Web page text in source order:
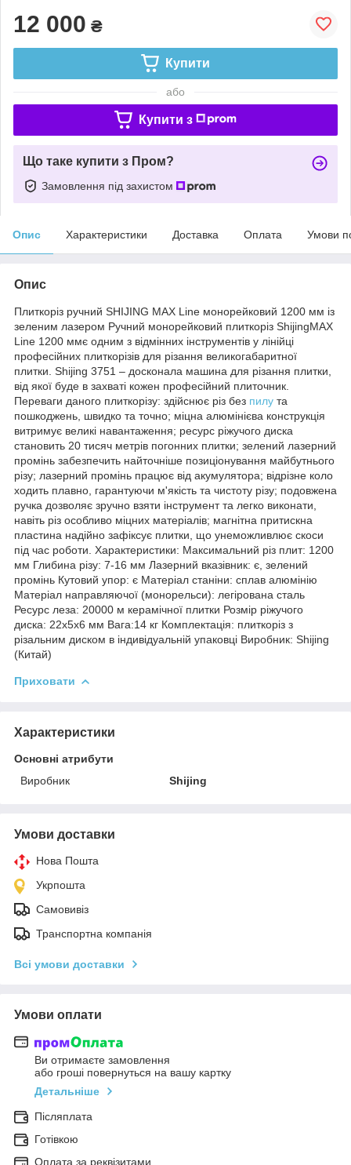
12 000 ₴
Купити
або
Купити з
Що таке купити з Пром?
Замовлення під захистом
Опис Характеристики Доставка Оплата Умови
Опис
Плиткоріз ручний SHIJING MAX Line монорейковий 1200 мм із
зеленим лазером Ручний монорейковий плиткоріз ShijingMAX
Line 1200 ммє одним з відмінних інструментів у лінійці
професійних плиткорізів для різання великогабаритної
плитки. Shijing 3751 – досконала машина для різання плитки,
від якої буде в захваті кожен професійний плиточник.
Переваги даного плиткорізу: здійснює різ без пилу та
пошкоджень, швидко та точно; міцна алюмінієва конструкція
витримує великі навантаження; ресурс ріжучого диска
становить 20 тисяч метрів погонних плитки; зелений лазерний
промінь забезпечить найточніше позиціонування майбутнього
різу; лазерний промінь працює від акумулятора; відрізне коло
ходить плавно, гарантуючи м'якість та чистоту різу; подовжена
ручка дозволяє зручно взяти інструмент та легко виконати,
навіть різ особливо міцних матеріалів; магнітна притискна
пластина надійно зафіксує плитки, що унеможливлює скоси
під час роботи. Характеристики: Максимальний різ плит: 1200
мм Глибина різу: 7-16 мм Лазерний вказівник: є, зелений
промінь Кутовий упор: є Матеріал станіни: сплав алюмінію
Матеріал направляючої (монорельси): легірована сталь
Ресурс леза: 20000 м керамічної плитки Розмір ріжучого
диска: 22x5x6 мм Вага:14 кг Комплектація: плиткоріз з
різальним диском в індивідуальній упаковці Виробник: Shijing
(Китай)
Приховати
Характеристики
Основні атрибути
Виробник
Shijing
Умови доставки
Нова Пошта
Укрпошта
Самовивіз
Транспортна компанія
Всі умови доставки
Умови оплати
Ви отримаєте замовлення
або гроші повернуться на вашу картку
Детальніше
Післяплата
Готівкою
Оплата за реквізитами